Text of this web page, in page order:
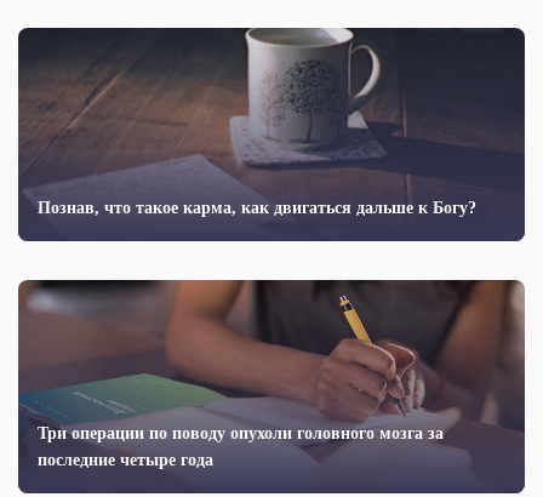
Познав, что такое карма, как двигаться дальше к Богу?
Три операции по поводу опухоли головного мозга за
последние четыре года